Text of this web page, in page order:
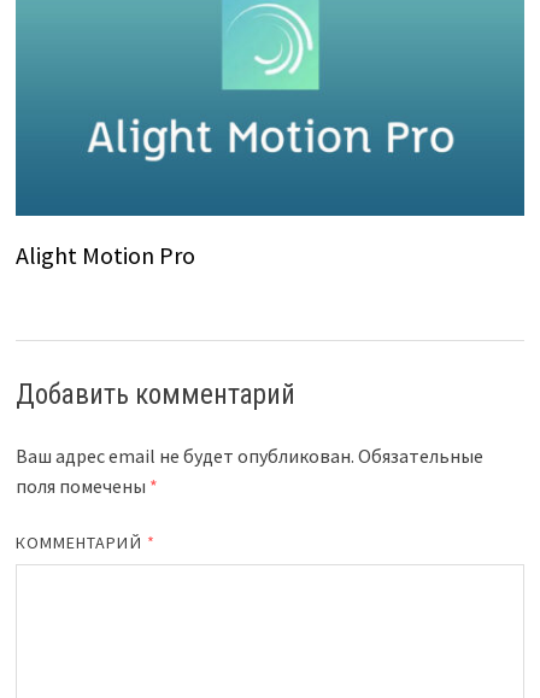
Alight Motion Pro
Добавить комментарий
Ваш адрес email не будет опубликован. Обязательные
поля помечены *
КОММЕНТАРИЙ *